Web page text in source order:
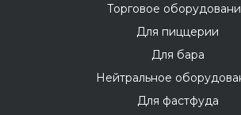
Торговое
Для пиццерии
Для бара
Нейтральное
Для фастфуда